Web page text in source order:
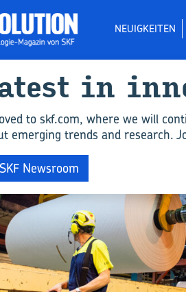
NEUIGKEITEN
ar­ticles
TECHNOLOGIE
in
to skf.com, where we will
emerging trends and research.
Newsroom